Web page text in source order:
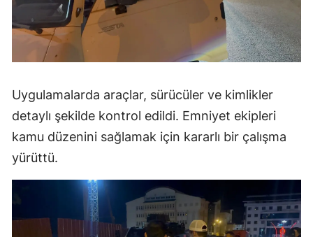
Uygulamalarda araçlar, sürücüler ve kimlikler
detaylı şekilde kontrol edildi. Emniyet ekipleri
kamu düzenini sağlamak için kararlı bir çalışma
yürüttü.